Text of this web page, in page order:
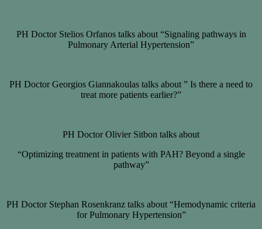
PH Doctor Stelios Orfanos talks about “Signaling pathways in
Pulmonary Arterial Hypertension”
PH Doctor Georgios Giannakoulas talks about ” Is there a need to
treat more patients earlier?”
PH Doctor Olivier Sitbon talks about
“Optimizing treatment in patients with PAH? Beyond a single
pathway”
PH Doctor Stephan Rosenkranz talks about “Hemodynamic criteria
for Pulmonary Hypertension”